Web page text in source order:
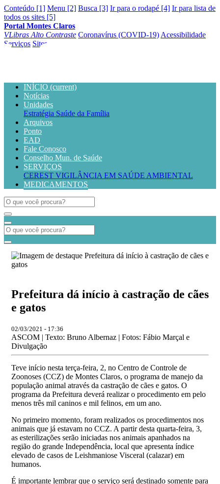
Conteúdo [1] Menu [2] Busca [3] Ir para o rodapé [4] Ir para lista de
todos os sites [5]
Portal Montes Claros
VLibras Alto Contraste Coronavírus (COVID-19) Acessibilidade
Serviços Sites
INÍCIO (current)
Notícias
Unidades
Estratégia Saúde da Família
Arquivos
Ponto
EAD
Fale Conosco
Conselho Mun. de Saúde
SERVIÇOS
CEREST VIGILÂNCIA EM SAÚDE AMBIENTAL
MEDICAMENTOS
Prefeitura dá início à castração de cães
e gatos
02/03/2021 - 17:36
ASCOM | Texto: Bruno Albernaz | Fotos: Fábio Marçal e
Divulgação
Teve início nesta terça-feira, 2, no Centro de Controle de
Zoonoses (CCZ) de Montes Claros, o programa de manejo da
população animal através da castração de cães e gatos. O
programa da Prefeitura deverá realizar o procedimento em pelo
menos três mil caninos e mil felinos, em um ano.
No primeiro momento, foram realizados os procedimentos nos
animais que já estavam no CCZ. A partir desta quarta-feira, 3,
as esterilizações serão iniciadas nos animais apanhados na
região do grande Independência, local que apresenta índice
elevado de casos de Leishmaniose Visceral (calazar) em
humanos.
É importante lembrar que o serviço será destinado somente para